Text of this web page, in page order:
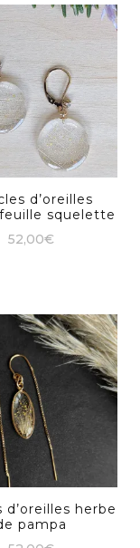
d’oreilles
squelette
52,00€
d’oreilles herbe
pampa